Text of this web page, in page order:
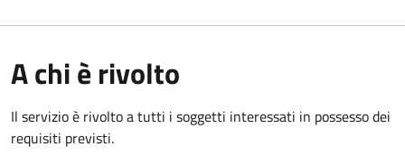
A chi è rivolto
Il servizio è rivolto a tutti i soggetti interessati in possesso dei
requisiti previsti.